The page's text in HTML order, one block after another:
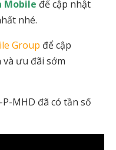
Mobile để cập nhật
nhé.
Group để cập
ưu đãi sớm
P-MHD đã có tần số